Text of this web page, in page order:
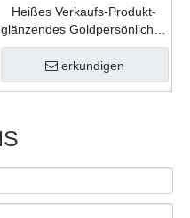
Heißes Verkaufs-Produkt-
glänzendes Goldpersönliches
Geschenk-Zink-Legierungs-
weicher Emaille-
kundenspezifisches Logo-
erkundigen